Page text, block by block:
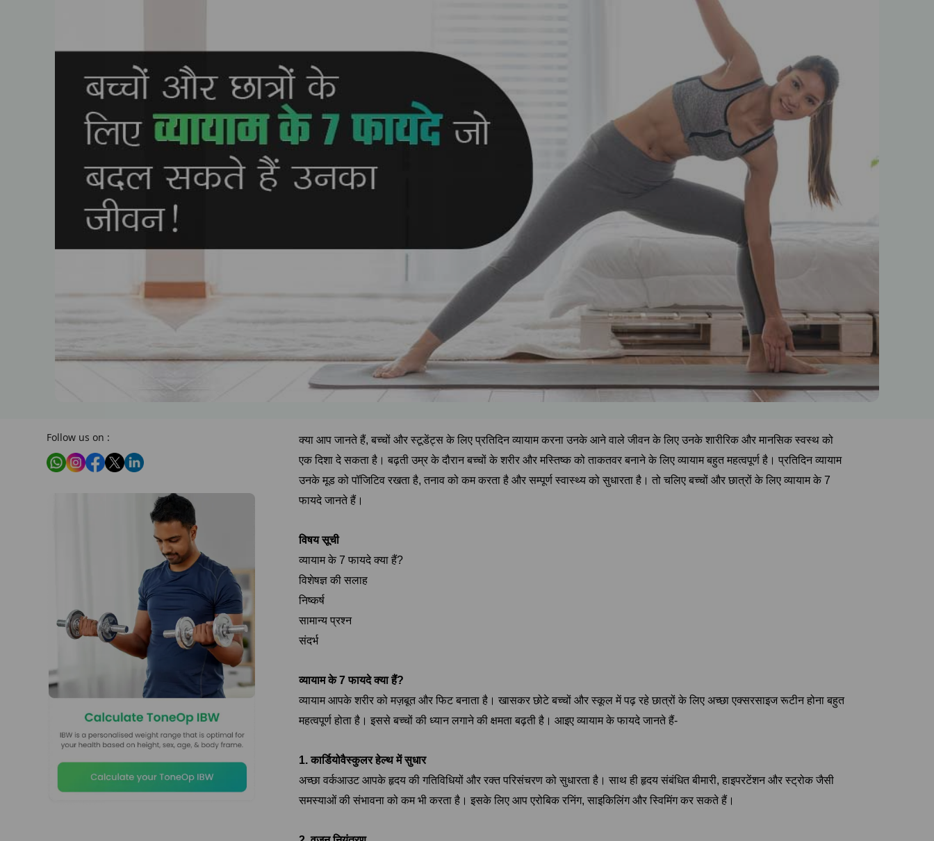
Follow us on :
क्या आप जानते हैं, बच्चों और स्टूडेंट्स के लिए प्रतिदिन व्यायाम करना उनके आने वाले जीवन के लिए उनके शारीरिक और मानसिक स्वस्थ को
एक दिशा दे सकता है। बढ़ती उम्र के दौरान बच्चों के शरीर और मस्तिष्क को ताकतवर बनाने के लिए व्यायाम बहुत महत्वपूर्ण है। प्रतिदिन व्यायाम
उनके मूड को पॉजिटिव रखता है, तनाव को कम करता है और सम्पूर्ण स्वास्थ्य को सुधारता है। तो चलिए बच्चों और छात्रों के लिए व्यायाम के 7
फायदे जानते हैं।
विषय सूची
व्यायाम के 7 फायदे क्या हैं?
विशेषज्ञ की सलाह
निष्कर्ष
सामान्य प्रश्न
संदर्भ
व्यायाम के 7 फायदे क्या हैं?
व्यायाम आपके शरीर को मज़बूत और फिट बनाता है। खासकर छोटे बच्चों और स्कूल में पढ़ रहे छात्रों के लिए अच्छा एक्सरसाइज रूटीन होना बहुत
महत्वपूर्ण होता है। इससे बच्चों की ध्यान लगाने की क्षमता बढ़ती है। आइए व्यायाम के फायदे जानते हैं-
1. कार्डियोवैस्कुलर हेल्थ में सुधार
अच्छा वर्कआउट आपके हृदय की गतिविधियों और रक्त परिसंचरण को सुधारता है। साथ ही हृदय संबंधित बीमारी, हाइपरटेंशन और स्ट्रोक जैसी
समस्याओं की संभावना को कम भी करता है। इसके लिए आप एरोबिक रनिंग, साइकिलिंग और स्विमिंग कर सकते हैं।